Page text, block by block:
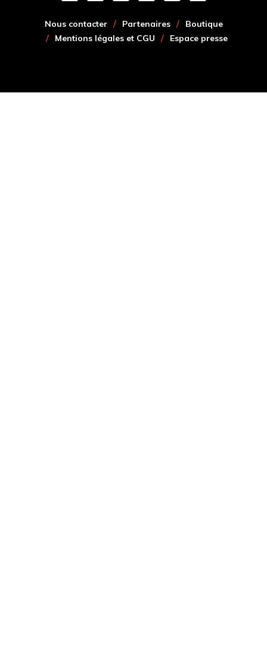
Nous contacter Partenaires
Boutique
Mentions légales et CGU
Espace presse